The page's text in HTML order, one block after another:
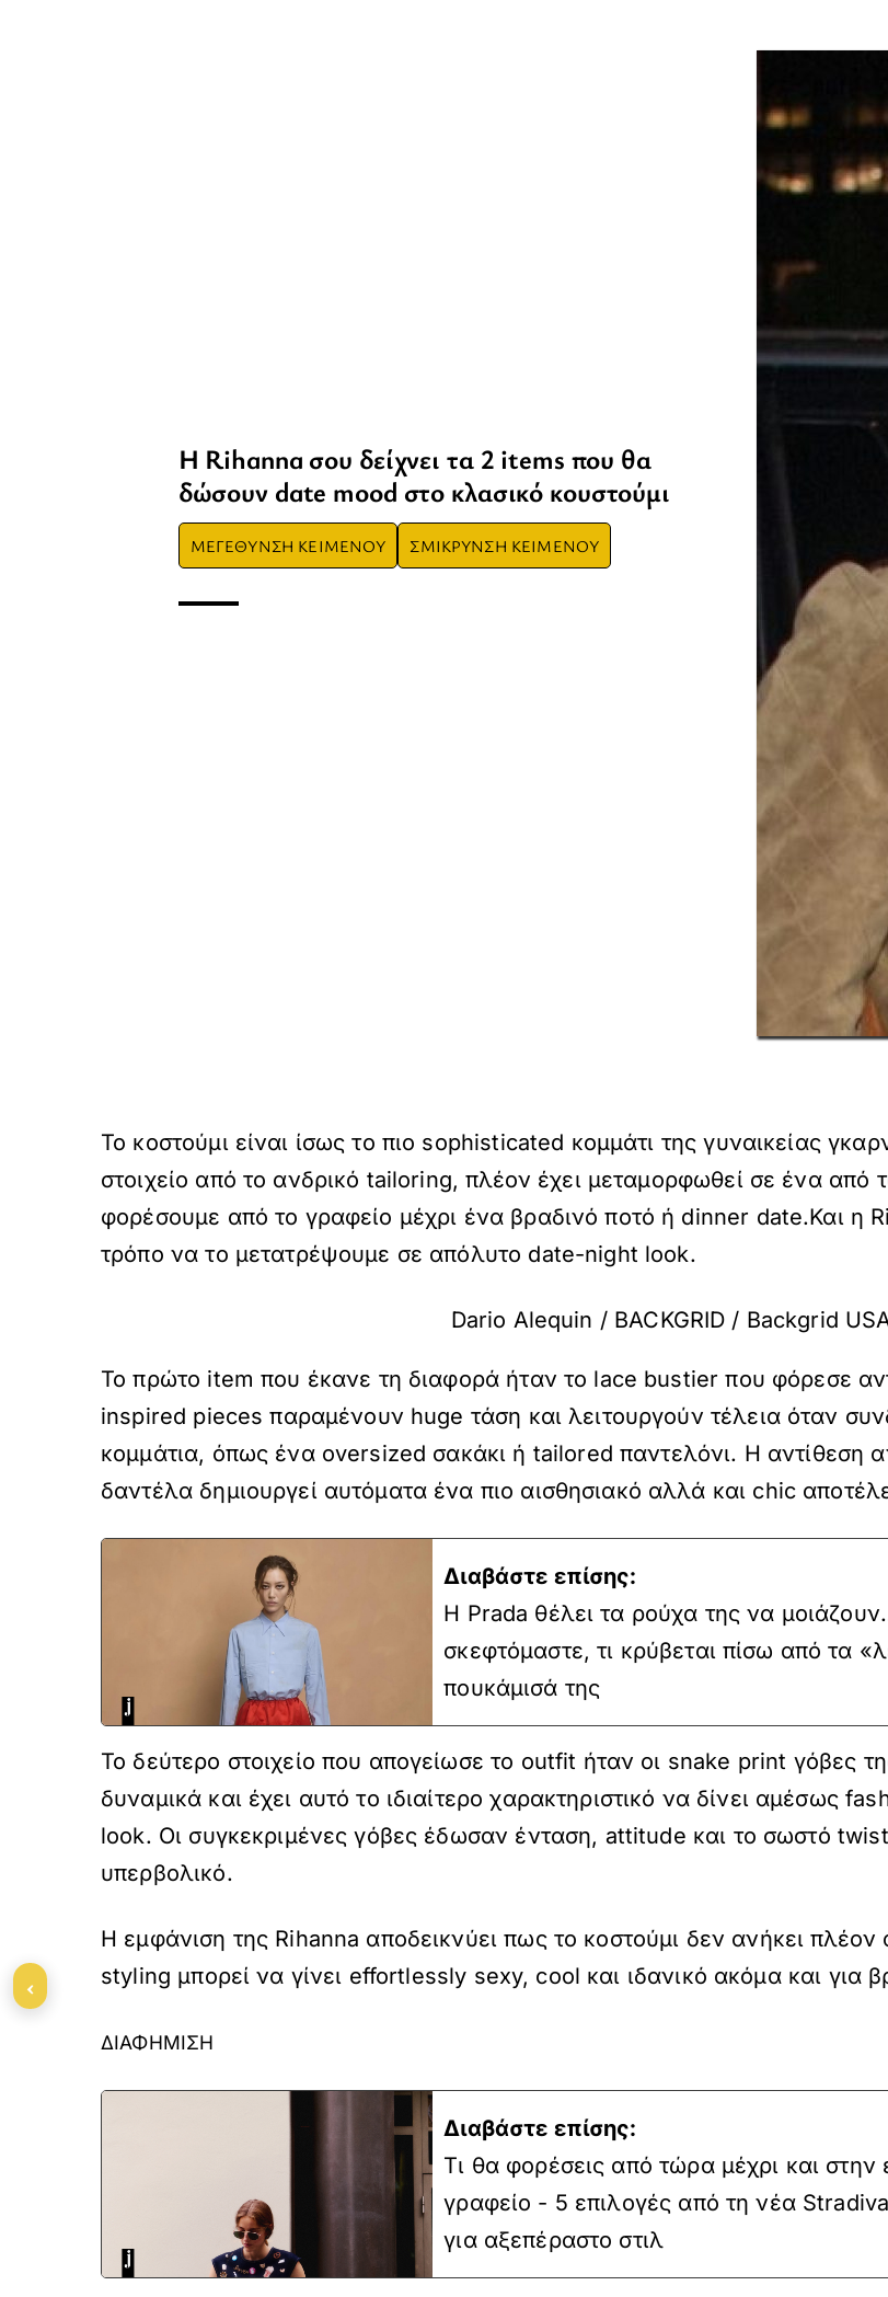
Η Rihanna σου δείχνει τα 2 items που θα
δώσουν date mood στο κλασικό κουστούμι
ΜΕΓΕΘΥΝΣΗ ΚΕΙΜΕΝΟΥ ΣΜΙΚΡΥΝΣΗ ΚΕΙΜΕΝΟΥ
Το κοστούμι είναι ίσως το πιο sophisticated κομμάτι της γυναικείας
στοιχείο από το ανδρικό tailoring, πλέον έχει μεταμορφωθεί σε ένα
φορέσουμε από το γραφείο μέχρι ένα βραδινό ποτό ή dinner date.Και η
τρόπο να το μετατρέψουμε σε απόλυτο date-night look.
Dario Alequin / BACKGRID / Backgrid
Το πρώτο item που έκανε τη διαφορά ήταν το lace bustier που φόρεσε
inspired pieces παραμένουν huge τάση και λειτουργούν τέλεια όταν
κομμάτια, όπως ένα oversized σακάκι ή tailored παντελόνι. Η αντίθεση
δαντέλα δημιουργεί αυτόματα ένα πιο αισθησιακό αλλά και chic
Διαβάστε επίσης:
Η Prada θέλει τα ρούχα της να
σκεφτόμαστε, τι κρύβεται πίσω από τα
πουκάμισά της
Το δεύτερο στοιχείο που απογείωσε το outfit ήταν οι snake print γόβες
δυναμικά και έχει αυτό το ιδιαίτερο χαρακτηριστικό να δίνει αμέσως
look. Οι συγκεκριμένες γόβες έδωσαν ένταση, attitude και το σωστό
υπερβολικό.
Η εμφάνιση της Rihanna αποδεικνύει πως το κοστούμι δεν ανήκει
styling μπορεί να γίνει effortlessly sexy, cool και ιδανικό ακόμα και για
ΔΙΑΦΗΜΙΣΗ
Διαβάστε επίσης:
Τι θα φορέσεις από τώρα μέχρι και στην
γραφείο - 5 επιλογές από τη νέα
για αξεπέραστο στιλ
‹